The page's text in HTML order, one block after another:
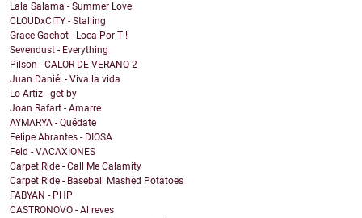
Lala Salama - Summer Love
CLOUDxCITY - Stalling
Grace Gachot - Loca Por Ti!
Sevendust - Everything
Pilson - CALOR DE VERANO 2
Juan Daniél - Viva la vida
Lo Artiz - get by
Joan Rafart - Amarre
AYMARYA - Quédate
Felipe Abrantes - DIOSA
Feid - VACAXIONES
Carpet Ride - Call Me Calamity
Carpet Ride - Baseball Mashed Potatoes
FABYAN - PHP
CASTRONOVO - Al reves